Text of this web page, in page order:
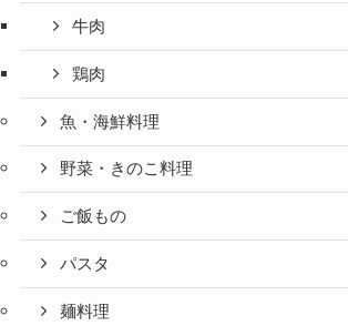
牛肉
鶏肉
魚・海鮮料理
野菜・きのこ料理
ご飯もの
パスタ
麺料理